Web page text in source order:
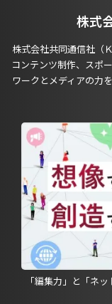
株式
株式会社共同通信社（
コンテンツ制作、スポ
ワークとメディアの力
「編集力」と「ネ